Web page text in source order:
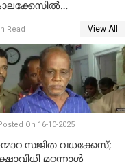
Read View All
On 16-10-2025
സജിത വധക്കേസ്;
മറ്റന്നാള്‍